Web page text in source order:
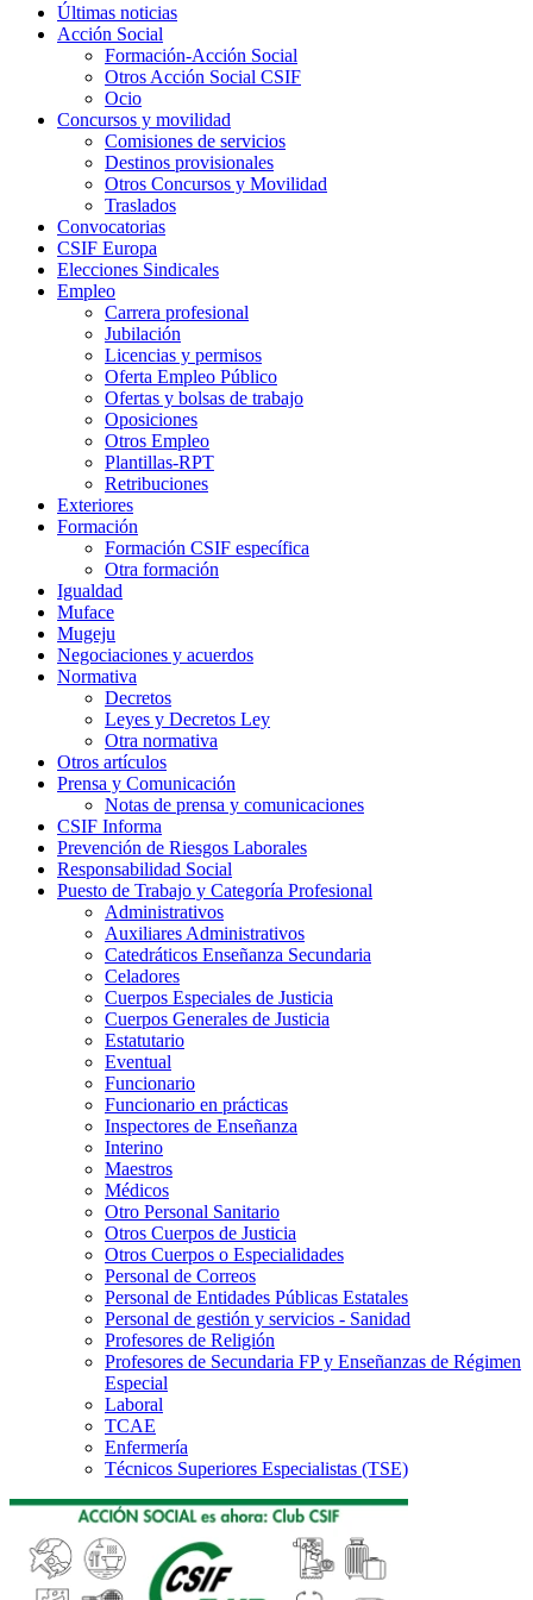
Últimas noticias
Acción Social
Formación-Acción Social
Otros Acción Social CSIF
Ocio
Concursos y movilidad
Comisiones de servicios
Destinos provisionales
Otros Concursos y Movilidad
Traslados
Convocatorias
CSIF Europa
Elecciones Sindicales
Empleo
Carrera profesional
Jubilación
Licencias y permisos
Oferta Empleo Público
Ofertas y bolsas de trabajo
Oposiciones
Otros Empleo
Plantillas-RPT
Retribuciones
Exteriores
Formación
Formación CSIF específica
Otra formación
Igualdad
Muface
Mugeju
Negociaciones y acuerdos
Normativa
Decretos
Leyes y Decretos Ley
Otra normativa
Otros artículos
Prensa y Comunicación
Notas de prensa y comunicaciones
CSIF Informa
Prevención de Riesgos Laborales
Responsabilidad Social
Puesto de Trabajo y Categoría Profesional
Administrativos
Auxiliares Administrativos
Catedráticos Enseñanza Secundaria
Celadores
Cuerpos Especiales de Justicia
Cuerpos Generales de Justicia
Estatutario
Eventual
Funcionario
Funcionario en prácticas
Inspectores de Enseñanza
Interino
Maestros
Médicos
Otro Personal Sanitario
Otros Cuerpos de Justicia
Otros Cuerpos o Especialidades
Personal de Correos
Personal de Entidades Públicas Estatales
Personal de gestión y servicios - Sanidad
Profesores de Religión
Profesores de Secundaria FP y Enseñanzas de Régimen
Especial
Laboral
TCAE
Enfermería
Técnicos Superiores Especialistas (TSE)